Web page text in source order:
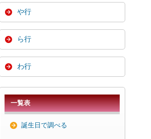
や行
ら行
わ行
一覧表
誕生日で調べる